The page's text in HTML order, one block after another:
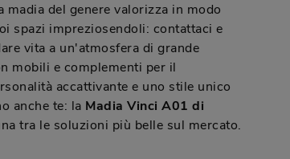
madia del genere valorizza in modo
spazi impreziosendoli: contattaci e
vita a un'atmosfera di grande
mobili e complementi per il
accattivante e uno stile unico
anche te: la Madia Vinci A01 di
tra le soluzioni più belle sul mercato.